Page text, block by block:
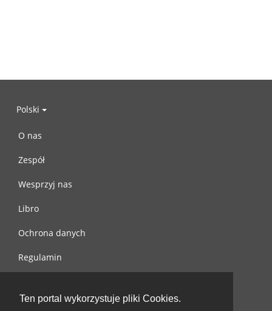
Ten portal wykorzystuje pliki Cookies.
Polski
O nas
Zespół
Wesprzyj nas
Libro
Ochrona danych
Regulamin